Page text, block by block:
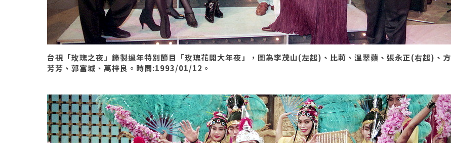
台視「玫瑰之夜」錄製過年特別節目「玫瑰花開大年夜」，圖為李茂山(左起)、比莉、溫翠蘋、張永正(右起)、方
芳芳、郭富城、萬梓良。時間:1993/01/12。